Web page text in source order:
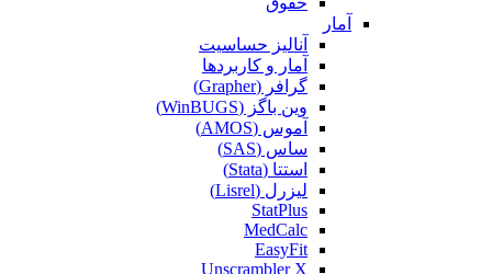
آمار
آنالیز حساسیت
آمار و کاربردها
گرافر (Grapher)
وین باگز (WinBUGS)
آموس (AMOS)
ساس (SAS)
استتا (Stata)
لیزرل (Lisrel)
StatPlus
MedCalc
EasyFit
Unscrambler X